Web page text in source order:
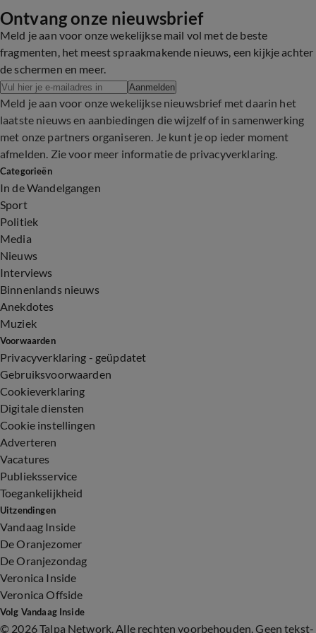
3:40
3:13
1:55
2:47
Ontvang onze nieuwsbrief
Meld je aan voor onze wekelijkse mail vol met de beste
fragmenten, het meest spraakmakende nieuws, een kijkje achter
de schermen en meer.
Aanmelden
Meld je aan voor onze wekelijkse nieuwsbrief met daarin het
laatste nieuws en aanbiedingen die wijzelf of in samenwerking
met onze partners organiseren. Je kunt je op ieder moment
afmelden. Zie voor meer informatie de privacyverklaring.
Categorieën
In de Wandelgangen
Sport
Politiek
Media
Nieuws
Interviews
Binnenlands nieuws
Anekdotes
Muziek
Voorwaarden
Privacyverklaring - geüpdatet
Gebruiksvoorwaarden
Cookieverklaring
Digitale diensten
Cookie instellingen
Adverteren
Vacatures
Publieksservice
Toegankelijkheid
Uitzendingen
Vandaag Inside
De Oranjezomer
De Oranjezondag
Veronica Inside
Veronica Offside
Volg Vandaag Inside
© 2026 Talpa Network. Alle rechten voorbehouden. Geen tekst-